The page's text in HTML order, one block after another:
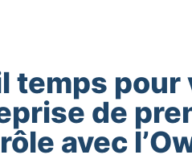
temps pour
de
avec